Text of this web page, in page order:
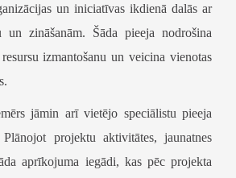
un iniciatīvas ikdienā dalās ar
un zināšanām. Šāda pieeja nodrošina
izmantošanu un veicina vienotas
jāmin arī vietējo speciālistu pieeja
projektu aktivitātes, jaunatnes
aprīkojuma iegādi, kas pēc projekta